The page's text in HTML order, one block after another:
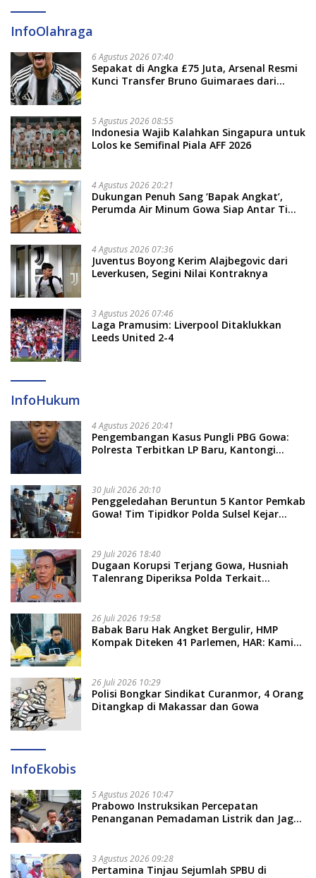
InfoOlahraga
6 Agustus 2026 07:40
Sepakat di Angka £75 Juta, Arsenal Resmi
Kunci Transfer Bruno Guimaraes dari
5 Agustus 2026 08:55
Indonesia Wajib Kalahkan Singapura untuk
Lolos ke Semifinal Piala AFF 2026
4 Agustus 2026 20:21
Dukungan Penuh Sang ‘Bapak Angkat’,
Perumda Air Minum Gowa Siap Antar Tim
4 Agustus 2026 07:36
Juventus Boyong Kerim Alajbegovic dari
Leverkusen, Segini Nilai Kontraknya
3 Agustus 2026 07:46
Laga Pramusim: Liverpool Ditaklukkan
Leeds United 2-4
InfoHukum
4 Agustus 2026 20:41
Pengembangan Kasus Pungli PBG Gowa:
Polresta Terbitkan LP Baru, Kantongi
30 Juli 2026 20:10
Penggeledahan Beruntun 5 Kantor Pemkab
Gowa! Tim Tipidkor Polda Sulsel Kejar
29 Juli 2026 18:40
Dugaan Korupsi Terjang Gowa, Husniah
Talenrang Diperiksa Polda Terkait
26 Juli 2026 19:58
​Babak Baru Hak Angket Bergulir, HMP
Kompak Diteken 41 Parlemen, HAR: Kami
26 Juli 2026 10:29
Polisi Bongkar Sindikat Curanmor, 4 Orang
Ditangkap di Makassar dan Gowa
InfoEkobis
5 Agustus 2026 10:47
Prabowo Instruksikan Percepatan
Penanganan Pemadaman Listrik dan Jaga
3 Agustus 2026 09:28
Pertamina Tinjau Sejumlah SPBU di